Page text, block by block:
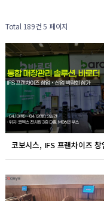
Total 189건5 페이지